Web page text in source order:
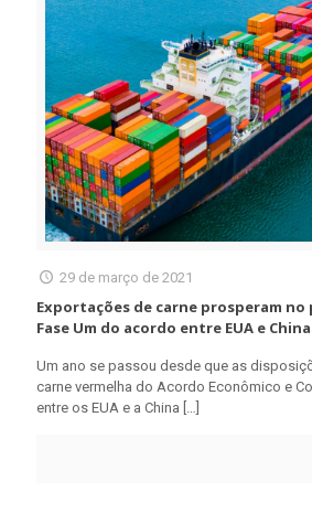
29 de março de 2021
Exportações de carne prosperam no
Fase Um do acordo entre EUA e China
Um ano se passou desde que as
carne vermelha do Acordo Econômico e
entre os EUA e a China […]